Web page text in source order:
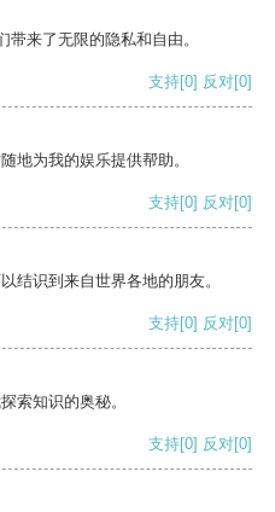
来了无限的隐私和自由。
支持[0] 反对[0]
地为我的娱乐提供帮助。
支持[0] 反对[0]
结识到来自世界各地的朋友。
支持[0] 反对[0]
索知识的奥秘。
支持[0] 反对[0]